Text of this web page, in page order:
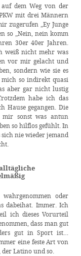
dem Weg von der
mit drei Männern
zugerufen „Ey Junge
so „Nein, nein komm
30er 40er Jahren.
weiß nicht mehr was
vor mir gelacht und
sondern wie sie es
mich so indirekt quasi
aber gar nicht lustig
habe ich das
Hause gegangen. Die
sonst was antun
so hilflos gefühlt. In
sich nie wieder jemand
oder
dabeihat. Immer. Ich
ich dieses Vorurteil
dass man gut
gut in Sport ist…
eine feste Art von
der Latino und so.